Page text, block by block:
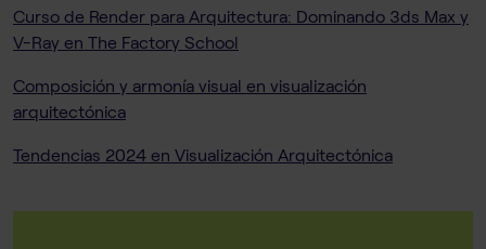
Curso de Render para Arquitectura: Dominando 3ds Max y
V-Ray en The Factory School
Composición y armonía visual en visualización
arquitectónica
Tendencias 2024 en Visualización Arquitectónica